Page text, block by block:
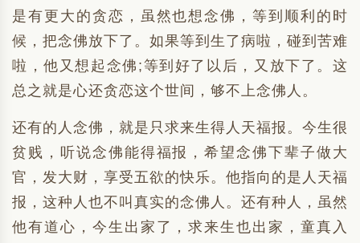
是有更大的贪恋，虽然也想念佛，等到顺利的时
候，把念佛放下了。如果等到生了病啦，碰到苦难
啦，他又想起念佛;等到好了以后，又放下了。这
总之就是心还贪恋这个世间，够不上念佛人。
还有的人念佛，就是只求来生得人天福报。今生很
贫贱，听说念佛能得福报，希望念佛下辈子做大
官，发大财，享受五欲的快乐。他指向的是人天福
报，这种人也不叫真实的念佛人。还有种人，虽然
他有道心，今生出家了，求来生也出家，童真入